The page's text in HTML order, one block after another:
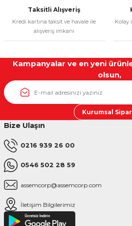
Taksitli Alışveriş
Kredi kartına taksit ve havale ile
alışveriş imkanı
Kolay
Kampanyalar ve en yeni
olsun,
Kurumsal
Bize Ulaşın
0216 939 26 00
0546 502 28 59
assemcorp@assemcorp.com
İletişim Bilgilerimiz